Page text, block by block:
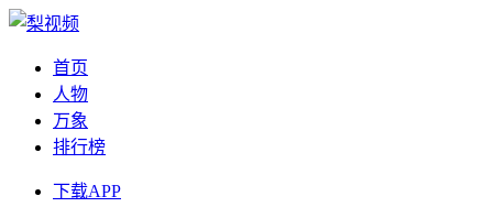
首页
人物
万象
排行榜
下载APP